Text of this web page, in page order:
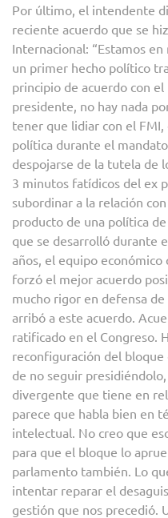
Por último, el intendente
reciente acuerdo que se
Internacional: “Estamos
un primer hecho político
principio de acuerdo con el
presidente, no hay nada
tener que lidiar con el
política durante el
despojarse de la tutela de
3 minutos fatídicos del ex
subordinar a la relación
producto de una política
que se desarrolló durante
años, el equipo
forzó el mejor acuerdo
mucho rigor en defensa
arribó a este acuerdo.
ratificado en el Congreso.
reconfiguración del
de no seguir
divergente que tiene en
parece que habla bien en
intelectual. No creo que
para que el bloque lo
parlamento también. Lo
intentar reparar el
gestión que nos precedió.